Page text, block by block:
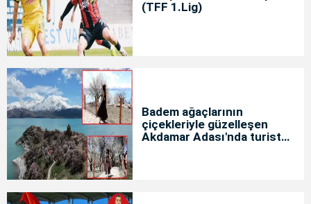
(TFF 1.Lig)
Badem ağaçlarının
çiçekleriyle güzelleşen
Akdamar Adası'nda turist